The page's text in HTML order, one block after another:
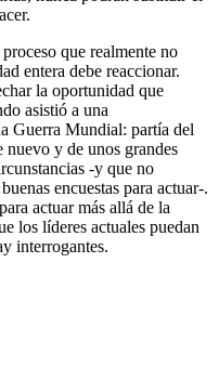
que realmente no
entera debe reaccionar.
la oportunidad que
asistió a una
Guerra Mundial: partía del
nuevo y de unos grandes
-y que no
encuestas para actuar-.
actuar más allá de la
los líderes actuales puedan
interrogantes.